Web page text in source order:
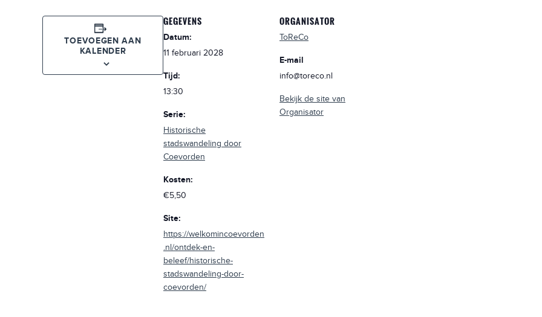
TOEVOEGEN AAN
KALENDER
GEGEVENS
Datum:
11 februari 2028
Tijd:
13:30
Serie:
Historische
stadswandeling door
Coevorden
Kosten:
€5,50
Site:
https://welkomincoevorden
.nl/ontdek-en-
beleef/historische-
stadswandeling-door-
coevorden/
ORGANISATOR
ToReCo
E-mail
info@toreco.nl
Bekijk de site van
Organisator